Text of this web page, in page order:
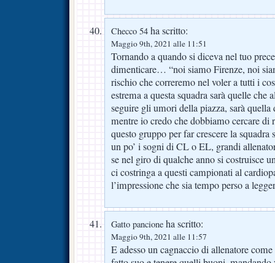
Checco 54 ha scritto:
Maggio 9th, 2021 alle 11:51
Tornando a quando si diceva nel tuo
dimenticare… “noi siamo Firenze, noi
rischio che correremo nel voler a tutti i
estrema a questa squadra sarà quelle che
seguire gli umori della piazza, sarà
mentre io credo che dobbiamo cercare di
questo gruppo per far crescere la
un po’ i sogni di CL o EL, grandi
se nel giro di qualche anno si costruisce
ci costringa a questi campionati al
l’impressione che sia tempo perso a
Gatto pancione ha scritto:
Maggio 9th, 2021 alle 11:57
E adesso un cagnaccio di allenatore